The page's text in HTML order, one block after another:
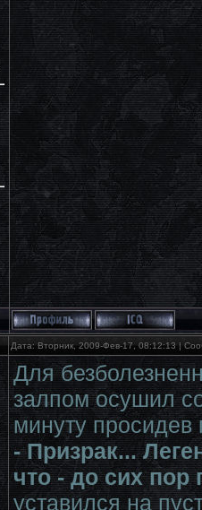
Дата: Вторник, 2009-Фев-17, 08:12:13 |
Для
залпом осушил
минуту просидев
- Призрак...
что - до сих пор
уставился на